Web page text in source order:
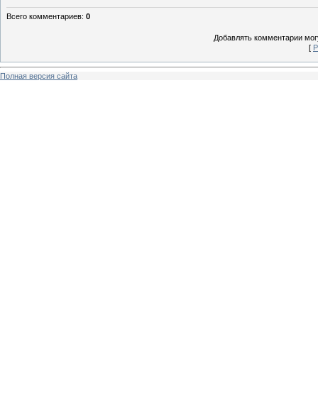
Всего комментариев: 0
Добавлять комментарии
[
Полная версия сайта